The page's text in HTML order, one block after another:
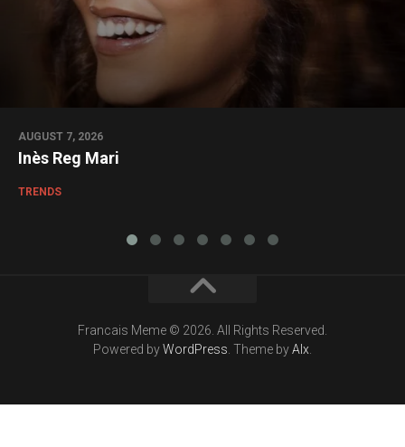
AUGUST 7, 2026
Inès Reg Mari
TRENDS
Francais Meme © 2026. All Rights Reserved.
Powered byWordPress . Theme byAlx